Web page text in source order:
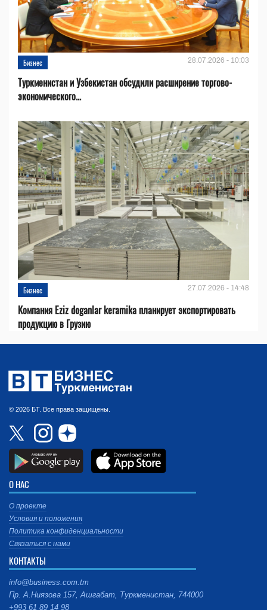
Бизнес 28.07.2026 - 10:03
Туркменистан и Узбекистан обсудили расширение торгово-
экономического...
Бизнес 27.07.2026 - 14:48
Компания Eziz doganlar keramika планирует экспортировать
продукцию в Грузию
© 2026 БТ. Все права защищены.
О НАС
О проекте
Условия и положения
Политика конфиденциальности
Связаться с нами
КОНТАКТЫ
info@business.com.tm
Пр. А.Ниязова 157, Ашгабат, Туркменистан, 744000
+993 61 89 14 98